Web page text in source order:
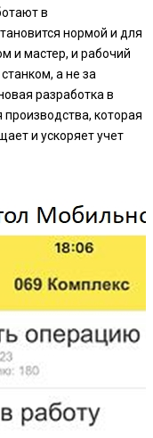
в
нормой и для
и мастер, и рабочий
а не за
разработка в
которая
и ускоряет учет